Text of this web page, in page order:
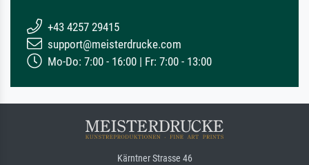
+43 4257 29415
support@meisterdrucke.com
Mo-Do: 7:00 - 16:00 | Fr: 7:00 - 13:00
Kärntner Strasse 46